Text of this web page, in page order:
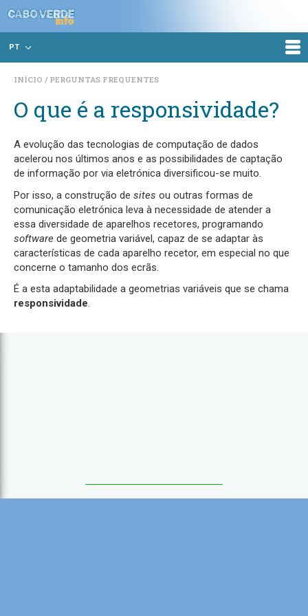
PT
INÍCIO PERGUNTAS FREQUENTES
O que é a responsividade?
A evolução das tecnologias de computação de dados
acelerou nos últimos anos e as possibilidades de captação
de informação por via eletrónica diversificou-se muito.
Por isso, a construção de sites ou outras formas de
comunicação eletrónica leva à necessidade de atender a
essa diversidade de aparelhos recetores, programando
software de geometria variável, capaz de se adaptar às
características de cada aparelho recetor, em especial no que
concerne o tamanho dos ecrãs.
É a esta adaptabilidade a geometrias variáveis que se chama
responsividade.